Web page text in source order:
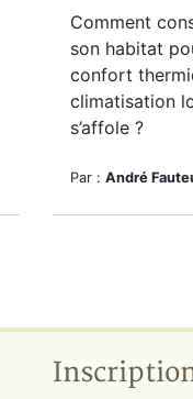
Comment
son habitat
confort
climatisation
s’affole ?
Par : André